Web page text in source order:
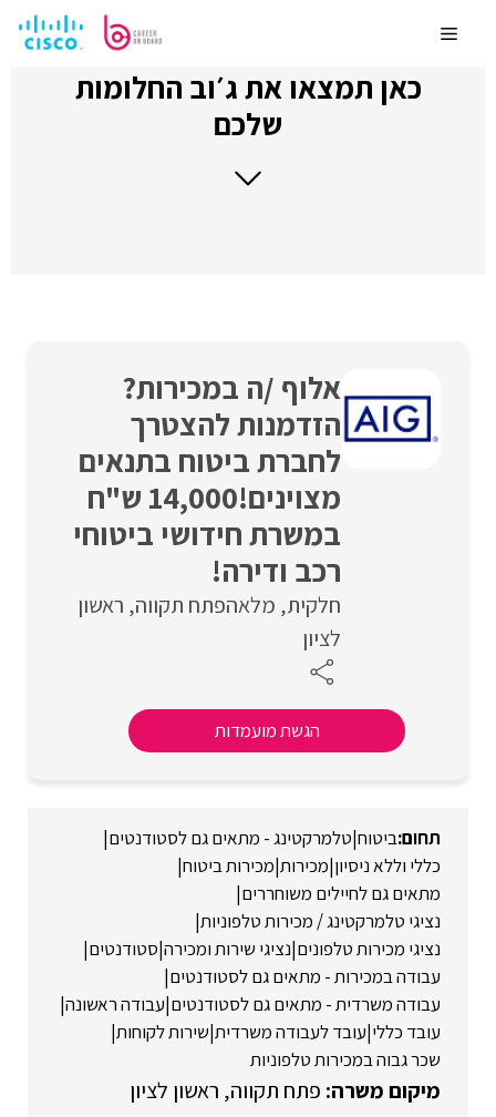
לתוכןMenu
כאן תמצאו את ג׳וב החלומות
שלכם
אלוף /ה במכירות?
הזדמנות להצטרך
לחברת ביטוח בתנאים
מצוינים!14,000 ש"ח
במשרת חידושי ביטוחי
רכב ודירה!
חלקית מלאהפתח תקווה ראשון
לציון
הגשת מועמדות
ביטוח|טלמרקטינג - מתאים גם לסטודנטים|
כללי וללא ניסיון|מכירות|מכירות ביטוח|
מתאים גם לחיילים משוחררים|
נציגי טלמרקטינג / מכירות טלפוניות|
נציגי מכירות טלפונים|נציגי שירות ומכירה|סטודנטים|
עבודה במכירות - מתאים גם לסטודנטים|
עבודה משרדית - מתאים גם לסטודנטים|עבודה ראשונה|
עובד כללי|עובד לעבודה משרדית|שירות לקוחות|
שכר גבוה במכירות טלפוניות
פתח תקווה ראשון לציון